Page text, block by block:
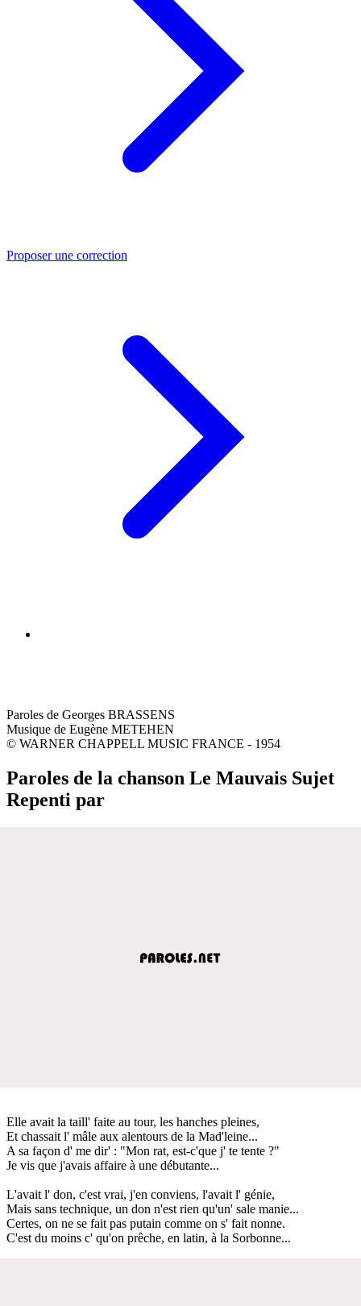
Proposer une correction
Paroles de Georges BRASSENS
Musique de Eugène METEHEN
© WARNER CHAPPELL MUSIC FRANCE - 1954
Paroles de la chanson Le Mauvais Sujet
Repenti par
Elle avait la taill' faite au tour, les hanches pleines,
Et chassait l' mâle aux alentours de la Mad'leine...
A sa façon d' me dir' : "Mon rat, est-c'que j' te tente ?"
Je vis que j'avais affaire à une débutante...
L'avait l' don, c'est vrai, j'en conviens, l'avait l' génie,
Mais sans technique, un don n'est rien qu'un' sale manie...
Certes, on ne se fait pas putain comme on s' fait nonne.
C'est du moins c' qu'on prêche, en latin, à la Sorbonne...